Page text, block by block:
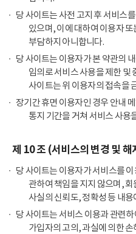
당 사이트는 사전 고지 후 서비스
있으며, 이에 대하여 이용자
부담하지 아니합니다.
당 사이트는 이용자가 본 약관의
임의로 서비스 사용을 제한 및
사이트는 위 이용자의 접속을
장기간 휴면 이용자인 경우 안내
통지 기간을 거쳐 서비스 사용
제 10 조 (서비스의 변경 및 해
당 사이트는 이용자가 서비스를
관하여 책임을 지지 않으며,
사실의 신뢰도, 정확성 등 내
당 사이트는 서비스 이용과 관련
가입자의 고의, 과실에 의한